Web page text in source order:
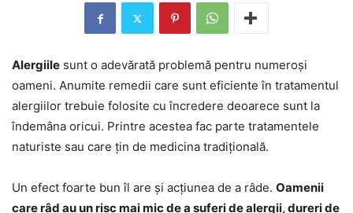
Alergiile sunt o adevărată problemă pentru numeroși
oameni. Anumite remedii care sunt eficiente în tratamentul
alergiilor trebuie folosite cu încredere deoarece sunt la
îndemâna oricui. Printre acestea fac parte tratamentele
naturiste sau care țin de medicina tradițională.
Un efect foarte bun îl are și acțiunea de a râde. Oamenii
care râd au un risc mai mic de a suferi de alergii, dureri de